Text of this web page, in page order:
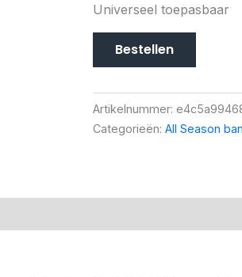
Universeel toepasbaar
Bestellen
Artikelnummer:
Categorieën: All Season